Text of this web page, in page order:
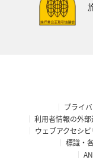
プライ
利用者情報の外
ウェブアクセシ
標識・